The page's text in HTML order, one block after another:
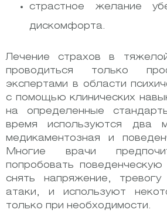
страстное желание
дискомфорта.
Лечение страхов в
проводиться только
экспертами в области
с помощью клинических
на определенные
время используются два
медикаментозная и
Многие врачи
попробовать
снять напряжение, тревогу
атаки, и используют
только при необходимости.